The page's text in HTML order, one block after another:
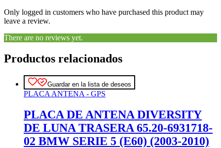
Only logged in customers who have purchased this product may
leave a review.
There are no reviews yet.
Productos relacionados
Guardar en la lista de deseos
PLACA ANTENA - GPS
PLACA DE ANTENA DIVERSITY
DE LUNA TRASERA 65.20-6931718-
02 BMW SERIE 5 (E60) (2003-2010)